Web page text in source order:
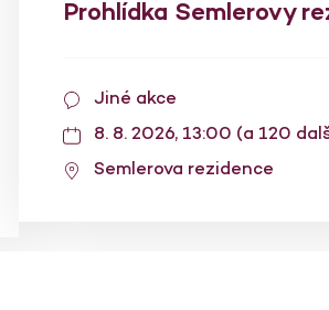
Prohlídka Semlerovy
Jiné akce
8. 8. 2026, 13:00 (a 120
Semlerova rezidence